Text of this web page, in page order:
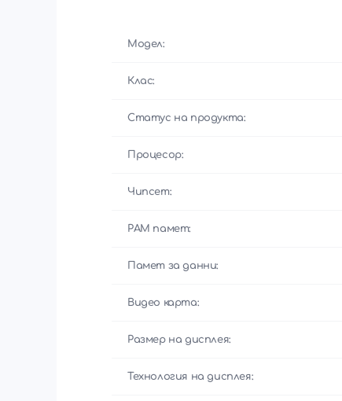
Модел:
Клас:
Статус на продукта:
Процесор:
Чипсет:
РАМ памет:
Памет за данни:
Видео карта:
Размер на дисплея:
Технология на дисплея: